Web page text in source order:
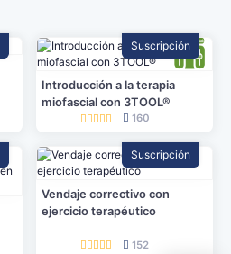
Suscripción
Introducción a la terapia
miofascial con 3TOOL®
160
Suscripción
Vendaje correctivo con
ejercicio terapéutico
152